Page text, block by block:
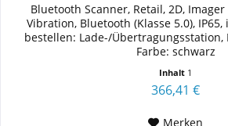
Bluetooth Scanner, Retail, 2D,
Vibration, Bluetooth (Klasse 5.0),
bestellen: Lade-/Übertragungsstation,
Farbe: schwarz
Inhalt 1
366,41 €
Merken